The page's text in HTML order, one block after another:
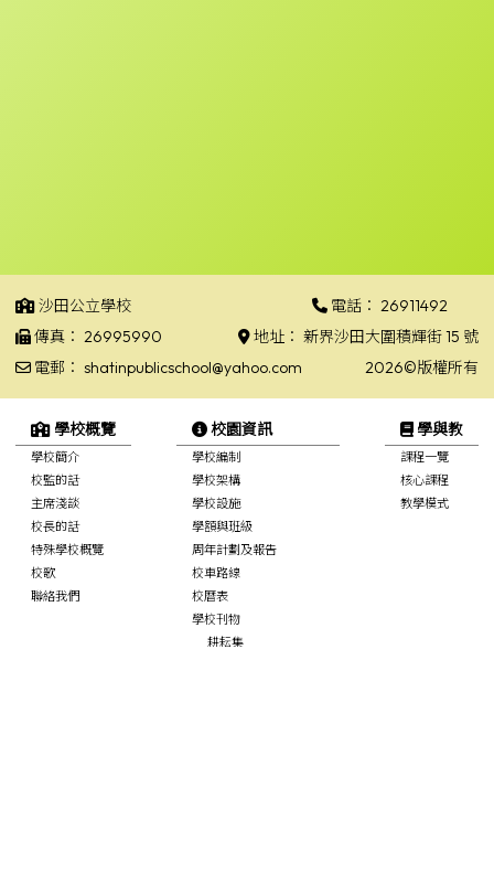
沙田公立學校 電話： 26911492
傳真： 26995990 地址： 新界沙田大圍積輝街 15 號
電郵： shatinpublicschool@yahoo.com 2026©版權所有
學校概覽
學校簡介
校監的話
主席淺談
校長的話
特殊學校概覽
校歌
聯絡我們
校園資訊
學校編制
學校架構
學校設施
學額與班級
周年計劃及報告
校車路線
校曆表
學校刊物
耕耘集
學與教
課程一覽
核心課程
教學模式